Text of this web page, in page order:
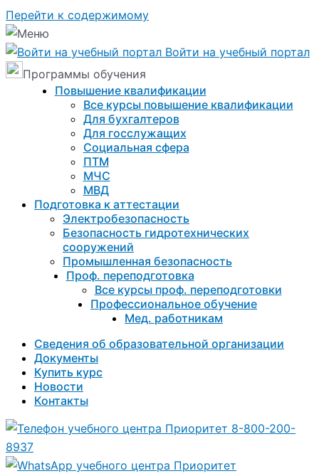
Перейти к содержимому
Войти на учебный портал
Программы обучения
Повышение квалификации
Все курсы повышение квалификации
Для бухгалтеров
Для госслужащих
Социальная сфера
ПТМ
МЧС
МВД
Подготовка к aттестации
Электробезопасность
Безопасность гидротехнических
сооружений
Промышленная безопасность
Проф. переподготовка
Все курсы проф. переподготовки
Профессиональное обучение
Мед. работникам
Сведения об образовательной организации
Документы
Купить курс
Новости
Контакты
8-800-200-
8937